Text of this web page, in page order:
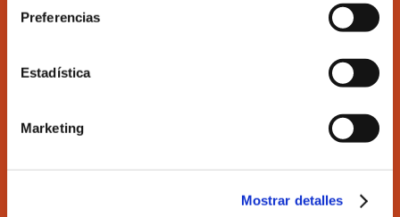
Preferencias
Estadística
Marketing
Mostrar detalles
Ilustre Colegio de Economistas de Valencia
Tel. 963 529 869